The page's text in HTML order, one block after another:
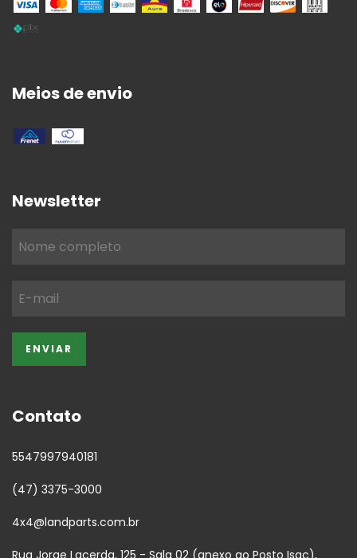
Meios de envio
Newsletter
Contato
5547997940181
(47) 3375-3000
4x4@landparts.com.br